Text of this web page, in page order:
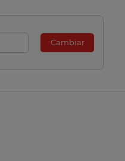
Cambiar